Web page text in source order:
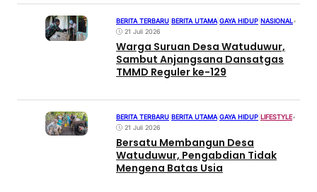
BERITA TERBARU BERITA UTAMA GAYA HIDUP NASIONAL•
21 Juli 2026
Warga Suruan Desa Watuduwur,
Sambut Anjangsana Dansatgas
TMMD Reguler ke-129
BERITA TERBARU BERITA UTAMA GAYA HIDUP LIFESTYLE•
21 Juli 2026
Bersatu Membangun Desa
Watuduwur, Pengabdian Tidak
Mengena Batas Usia